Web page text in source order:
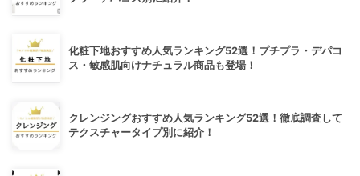
化粧下地おすすめ人気ランキング52選！プチプラ・デパコ
ス・敏感肌向けナチュラル商品も登場！
クレンジングおすすめ人気ランキング52選！徹底調査して
テクスチャータイプ別に紹介！